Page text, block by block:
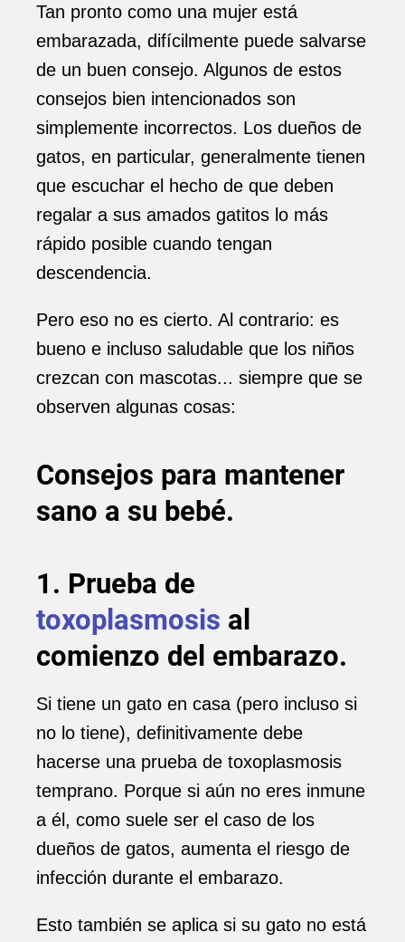
Tan pronto como una mujer está
embarazada, difícilmente puede salvarse
de un buen consejo. Algunos de estos
consejos bien intencionados son
simplemente incorrectos. Los dueños de
gatos, en particular, generalmente tienen
que escuchar el hecho de que deben
regalar a sus amados gatitos lo más
rápido posible cuando tengan
descendencia.
Pero eso no es cierto. Al contrario: es
bueno e incluso saludable que los niños
crezcan con mascotas... siempre que se
observen algunas cosas:
Consejos para mantener
sano a su bebé.
1. Prueba de
toxoplasmosis al
comienzo del embarazo.
Si tiene un gato en casa (pero incluso si
no lo tiene), definitivamente debe
hacerse una prueba de toxoplasmosis
temprano. Porque si aún no eres inmune
a él, como suele ser el caso de los
dueños de gatos, aumenta el riesgo de
infección durante el embarazo.
Esto también se aplica si su gato no está